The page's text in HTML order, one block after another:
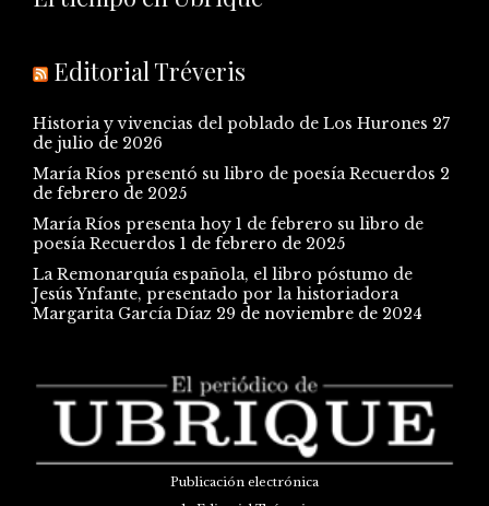
Editorial Tréveris
Historia y vivencias del poblado de Los Hurones 27
de julio de 2026
María Ríos presentó su libro de poesía Recuerdos 2
de febrero de 2025
María Ríos presenta hoy 1 de febrero su libro de
poesía Recuerdos 1 de febrero de 2025
La Remonarquía española, el libro póstumo de
Jesús Ynfante, presentado por la historiadora
Margarita García Díaz 29 de noviembre de 2024
Publicación electrónica